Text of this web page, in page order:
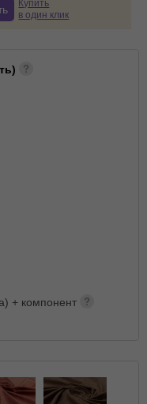
Купить
в один клик
+ компонент